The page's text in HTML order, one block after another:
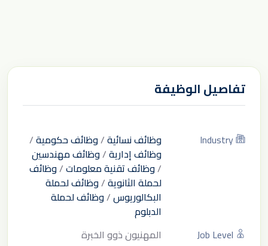
تفاصيل الوظيفة
Industry وظائف نسائية/وظائف حكومية/
وظائف إدارية/وظائف مهندسين
/وظائف تقنية معلومات/وظائف
لحملة الثانوية/وظائف لحملة
البكالوريوس/وظائف لحملة
الدبلوم
Job Level
المهنيون ذوو الخبرة